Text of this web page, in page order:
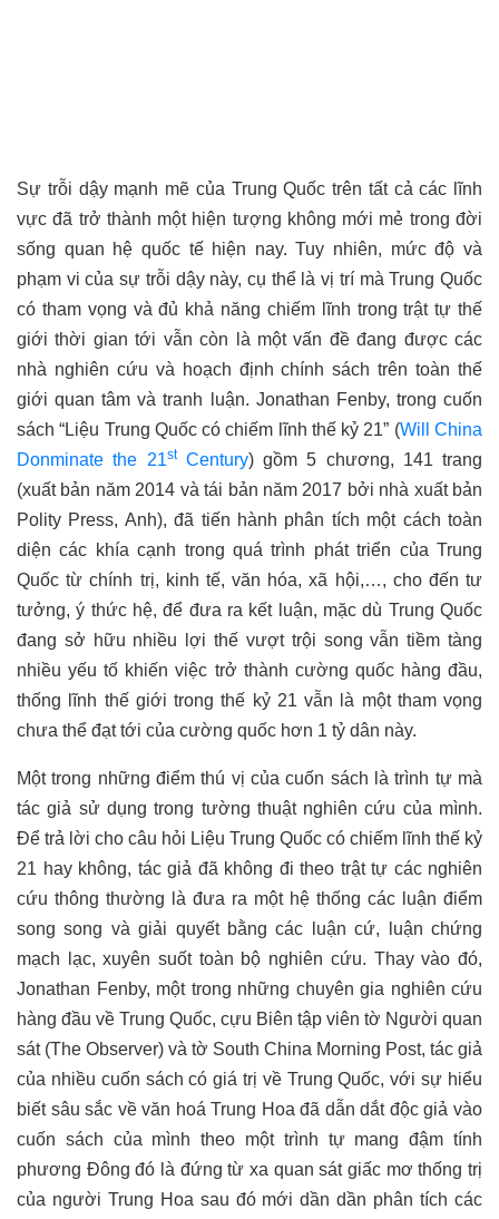
Sự trỗi dậy mạnh mẽ của Trung Quốc trên tất cả các lĩnh
vực đã trở thành một hiện tượng không mới mẻ trong đời
sống quan hệ quốc tế hiện nay. Tuy nhiên, mức độ và
phạm vi của sự trỗi dậy này, cụ thể là vị trí mà Trung Quốc
có tham vọng và đủ khả năng chiếm lĩnh trong trật tự thế
giới thời gian tới vẫn còn là một vấn đề đang được các
nhà nghiên cứu và hoạch định chính sách trên toàn thế
giới quan tâm và tranh luận. Jonathan Fenby, trong cuốn
sách “Liệu Trung Quốc có chiếm lĩnh thế kỷ 21” (Will China
Donminate the 21stCentury) gồm 5 chương, 141 trang
(xuất bản năm 2014 và tái bản năm 2017 bởi nhà xuất bản
Polity Press, Anh), đã tiến hành phân tích một cách toàn
diện các khía cạnh trong quá trình phát triển của Trung
Quốc từ chính trị, kinh tế, văn hóa, xã hội,…, cho đến tư
tưởng, ý thức hệ, để đưa ra kết luận, mặc dù Trung Quốc
đang sở hữu nhiều lợi thế vượt trội song vẫn tiềm tàng
nhiều yếu tố khiến việc trở thành cường quốc hàng đầu,
thống lĩnh thế giới trong thế kỷ 21 vẫn là một tham vọng
chưa thể đạt tới của cường quốc hơn 1 tỷ dân này.
Một trong những điểm thú vị của cuốn sách là trình tự mà
tác giả sử dụng trong tường thuật nghiên cứu của mình.
Để trả lời cho câu hỏi Liệu Trung Quốc có chiếm lĩnh thế kỷ
21 hay không, tác giả đã không đi theo trật tự các nghiên
cứu thông thường là đưa ra một hệ thống các luận điểm
song song và giải quyết bằng các luận cứ, luận chứng
mạch lạc, xuyên suốt toàn bộ nghiên cứu. Thay vào đó,
Jonathan Fenby, một trong những chuyên gia nghiên cứu
hàng đầu về Trung Quốc, cựu Biên tập viên tờ Người quan
sát (The Observer) và tờ South China Morning Post, tác giả
của nhiều cuốn sách có giá trị về Trung Quốc, với sự hiểu
biết sâu sắc về văn hoá Trung Hoa đã dẫn dắt độc giả vào
cuốn sách của mình theo một trình tự mang đậm tính
phương Đông đó là đứng từ xa quan sát giấc mơ thống trị
của người Trung Hoa sau đó mới dần dần phân tích các